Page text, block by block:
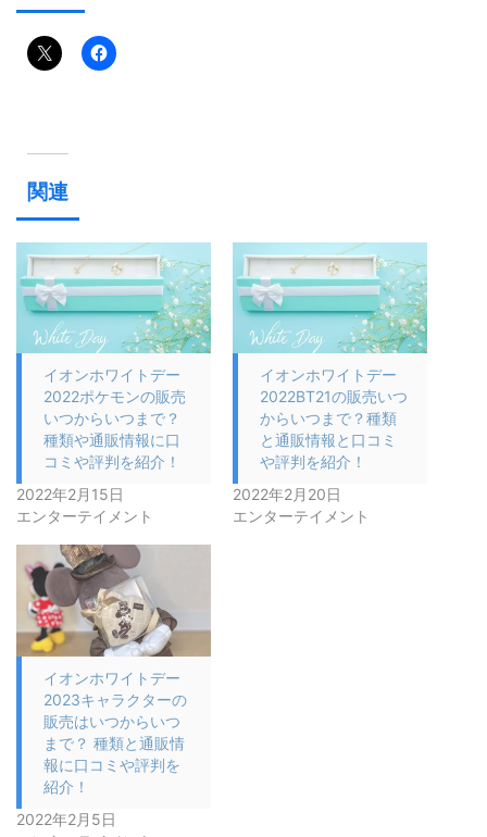
関連
イオンホワイトデー
2022ポケモンの販売
いつからいつまで？
種類や通販情報に口
コミや評判を紹介！
2022年2月15日
エンターテイメント
イオンホワイトデー
2022BT21の販売いつ
からいつまで？種類
と通販情報と口コミ
や評判を紹介！
2022年2月20日
エンターテイメント
イオンホワイトデー
2023キャラクターの
販売はいつからいつ
まで？ 種類と通販情
報に口コミや評判を
紹介！
2022年2月5日